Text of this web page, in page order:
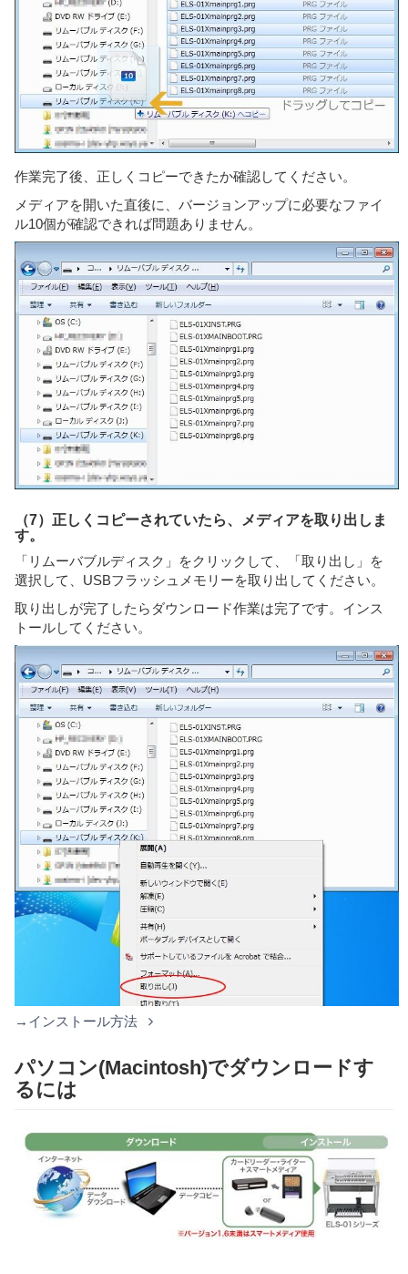
作業完了後、正しくコピーできたか確認してください。
メディアを開いた直後に、バージョンアップに必要なファイ
ル10個が確認できれば問題ありません。
（7）正しくコピーされていたら、メディアを取り出しま
す。
「リムーバブルディスク」をクリックして、「取り出し」を
選択して、USBフラッシュメモリーを取り出してください。
取り出しが完了したらダウンロード作業は完了です。インス
トールしてください。
→インストール方法
パソコン(Macintosh)でダウンロードす
るには